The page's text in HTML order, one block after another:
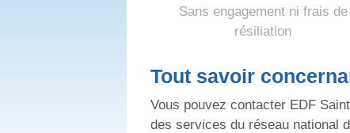
Sans engagement ni frais de
résiliation
Tout savoir
Vous pouvez contacter EDF
des services du réseau national